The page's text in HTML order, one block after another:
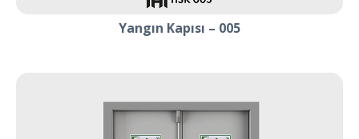
Yangın Kapısı – 005